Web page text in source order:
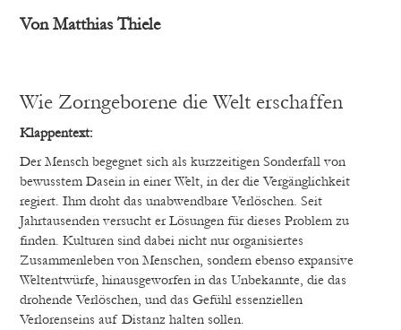
VonMatthias Thiele
Wie Zorngeborene die Welt erschaffen
Klappentext:
Der Mensch begegnet sich als kurzzeitigen Sonderfall von
bewusstem Dasein in einer Welt, in der die Vergänglichkeit
regiert. Ihm droht das unabwendbare Verlöschen. Seit
Jahrtausenden versucht er Lösungen für dieses Problem zu
finden. Kulturen sind dabei nicht nur organisiertes
Zusammenleben von Menschen, sondern ebenso expansive
Weltentwürfe, hinausgeworfen in das Unbekannte, die das
drohende Verlöschen, und das Gefühl essenziellen
Verlorenseins auf Distanz halten sollen.